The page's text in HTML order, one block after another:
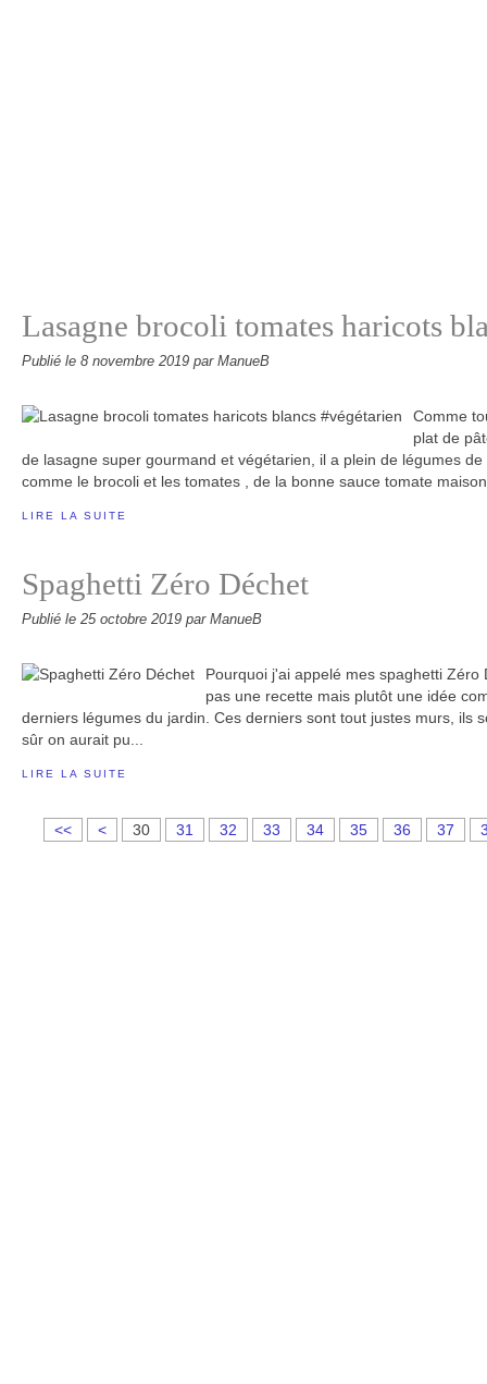
Lasagne brocoli tomates haricots
Publié le 8 novembre 2019 par ManueB
Comme
plat de
de lasagne super gourmand et végétarien, il a plein de légumes
comme le brocoli et les tomates , de la bonne sauce tomate
LIRE LA SUITE
Spaghetti Zéro Déchet
Publié le 25 octobre 2019 par ManueB
Pourquoi j'ai appelé mes spaghetti
pas une recette mais plutôt une idée
derniers légumes du jardin. Ces derniers sont tout justes murs, ils
sûr on aurait pu...
LIRE LA SUITE
<< <
1
2
30 31 32 33 34 35 36 37